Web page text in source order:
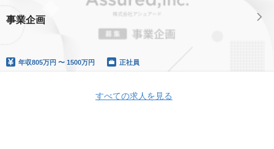
事業企画
年収805万円 〜 1500万円 正社員
すべての求人を見る